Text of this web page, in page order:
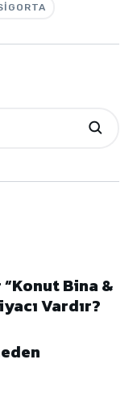
Bina &
Vardır?